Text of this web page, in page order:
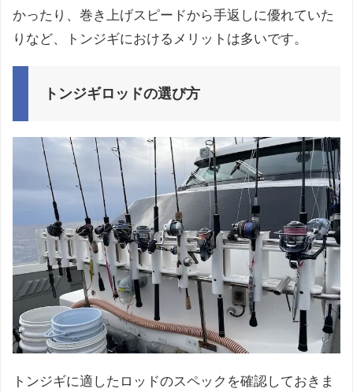
かったり、巻き上げスピードから手返しに優れていた
りなど、トンジギにおけるメリットは多いです。
トンジギロッドの選び方
トンジギに適したロッドのスペックを確認しておきま